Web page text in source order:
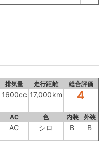
排気量 走行距離 総合評価
1600cc 17,000km 4
AC 色 内装 外装
AC シロ B B